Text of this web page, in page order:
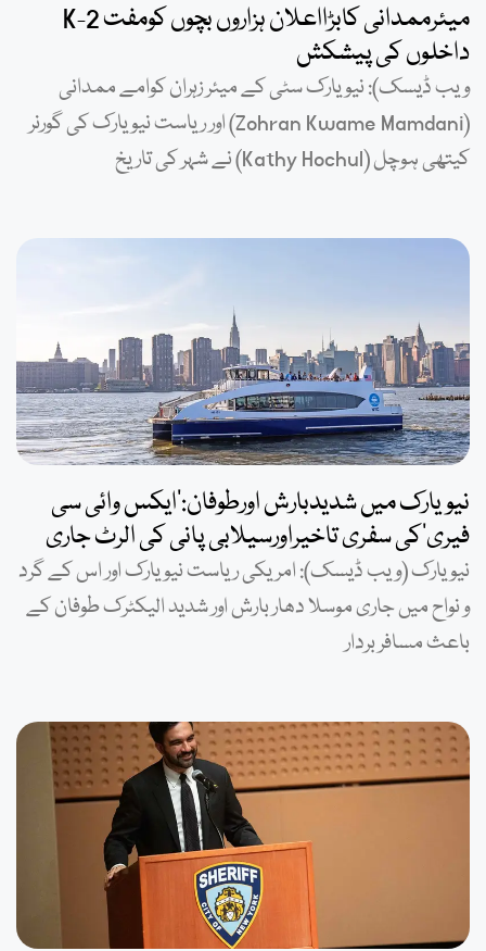
میئرممدانی کابڑااعلان ہزاروں بچوں کومفت 2-K
داخلوں کی پیشکش
ویب ڈیسک): نیویارک سٹی کے میئر زہران کوامے ممدانی
(Zohran Kwame Mamdani) اور ریاست نیویارک کی گورنر
کیتھی ہوچل (Kathy Hochul) نے شہر کی تاریخ
نیویارک میں شدیدبارش اورطوفان:’ایکس وائی سی
فیری‘کی سفری تاخیراورسیلابی پانی کی الرٹ جاری
نیویارک (ویب ڈیسک): امریکی ریاست نیویارک اور اس کے گرد
و نواح میں جاری موسلا دھار بارش اور شدید الیکٹرک طوفان کے
باعث مسافر بردار